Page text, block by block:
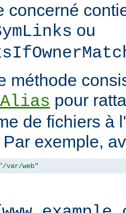
concerné
ou
méthode
Alias pour
de fichiers à
exemple,
"/var/web"